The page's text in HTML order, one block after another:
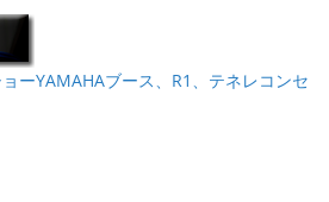
ーYAMAHAブース、R1、テネレコンセ